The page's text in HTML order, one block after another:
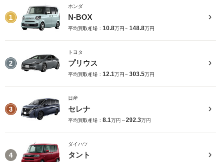
1
ホンダ
N-BOX
平均買取相場： 10.8万円～148.8万円
2
トヨタ
プリウス
平均買取相場： 12.1万円～303.5万円
3
日産
セレナ
平均買取相場： 8.1万円～292.3万円
4
ダイハツ
タント